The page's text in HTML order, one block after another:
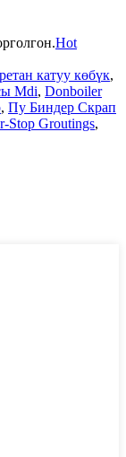
Hot
катуу көбүк,
Mdi, Donboiler
, Пу Биндер Скрап
Stop Groutings,